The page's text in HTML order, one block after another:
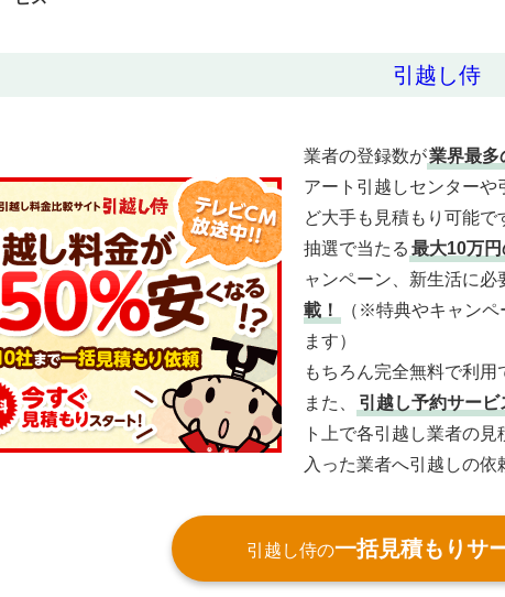
引越し侍
業者の登録数が業界最多
アート引越しセンター
ど大手も見積もり可能で
抽選で当たる 最大10万
ャンペーン、新生活に必
載！
（※特典やキャン
ます）
もちろん完全無料で利用
また、
引越し予約サービ
ト上で各引越し業者の
入った業者へ引越しの依
引越し侍の一括見積もりサ